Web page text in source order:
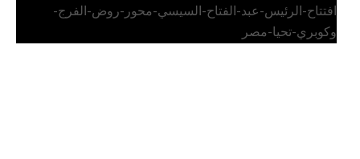
افتتاح-الرئيس-عبد-الفتاح-السيسي-محور-روض-الفرج-
وكوبري-تحيا-مصر